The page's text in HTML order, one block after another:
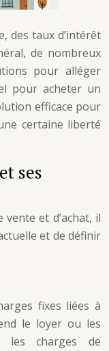
des taux d’intérêt
de nombreux
pour alléger
pour acheter un
efficace pour
certaine liberté
ses
et d’achat, il
et de définir
fixes liées à
le loyer ou les
les charges de